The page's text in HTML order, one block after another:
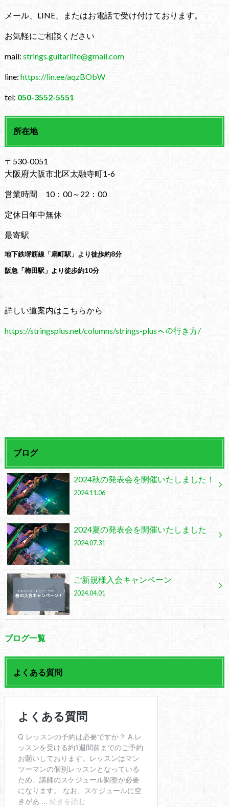
メール、LINE、またはお電話で受け付けております。
お気軽にご相談ください
mail: strings.guitarlife@gmail.com
line: https://lin.ee/aqzBObW
tel: 050-3552-5551
所在地
〒530-0051
大阪府大阪市北区太融寺町1-6
営業時間 10：00～22：00
定休日年中無休
最寄駅
地下鉄堺筋線「扇町駅」より徒歩約8分
阪急「梅田駅」より徒歩約10分
詳しい道案内はこちらから
https://stringsplus.net/columns/strings-plusㇸの行き方/
ブログ
2024秋の発表会を開催いたしました！
2024.11.06
2024夏の発表会を開催いたしました
2024.07.31
ご新規様入会キャンペーン
2024.04.01
ブログ一覧
よくある質問